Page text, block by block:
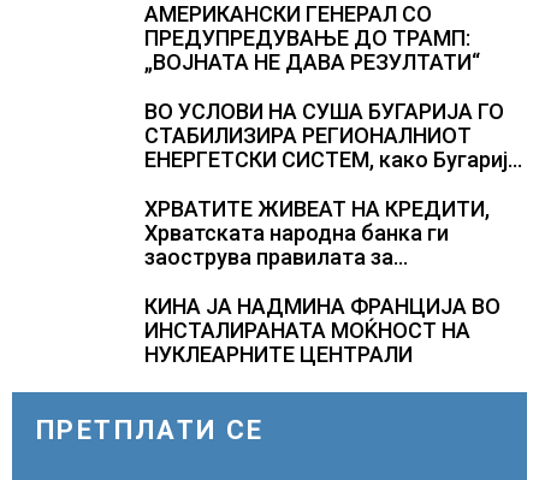
АМЕРИКАНСКИ ГЕНЕРАЛ СО
ПРЕДУПРЕДУВАЊЕ ДО ТРАМП:
„ВОЈНАТА НЕ ДАВА РЕЗУЛТАТИ“
ВО УСЛОВИ НА СУША БУГАРИЈА ГО
СТАБИЛИЗИРА РЕГИОНАЛНИОТ
ЕНЕРГЕТСКИ СИСТЕМ, како Бугарија
складирање на енергија од батерии
ХРВАТИТЕ ЖИВЕАТ НА КРЕДИТИ,
Хрватската народна банка ги
заострува правилата за
зголемени ризици во финансискиот
систем
КИНА ЈА НАДМИНА ФРАНЦИЈА ВО
ИНСТАЛИРАНАТА МОЌНОСТ НА
НУКЛЕАРНИТЕ ЦЕНТРАЛИ
ПРЕТПЛАТИ СЕ